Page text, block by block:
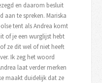
en daarom besluit
aan te spreken. Mariska
tent als Andrea komt
of je een wurglijst hebt
ze dit wel of niet heeft
Ik zeg het woord
laat verder merken
maakt duidelijk dat ze